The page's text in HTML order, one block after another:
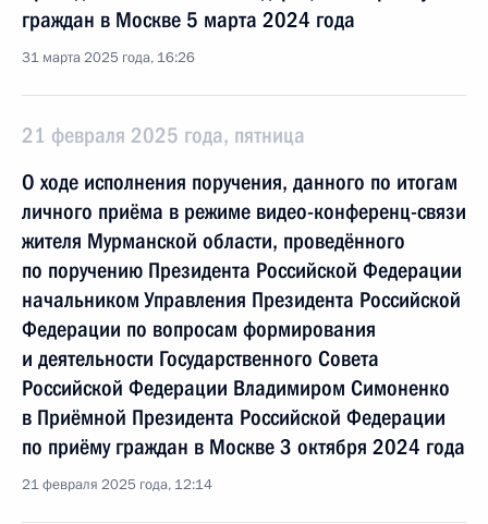
граждан в Москве 5 марта 2024 года
31 марта 2025 года, 16:26
21 февраля 2025 года, пятница
О ходе исполнения поручения, данного по итогам
личного приёма в режиме видео-конференц-связи
жителя Мурманской области, проведённого
по поручению Президента Российской Федерации
начальником Управления Президента Российской
Федерации по вопросам формирования
и деятельности Государственного Совета
Российской Федерации Владимиром Симоненко
в Приёмной Президента Российской Федерации
по приёму граждан в Москве 3 октября 2024 года
21 февраля 2025 года, 12:14